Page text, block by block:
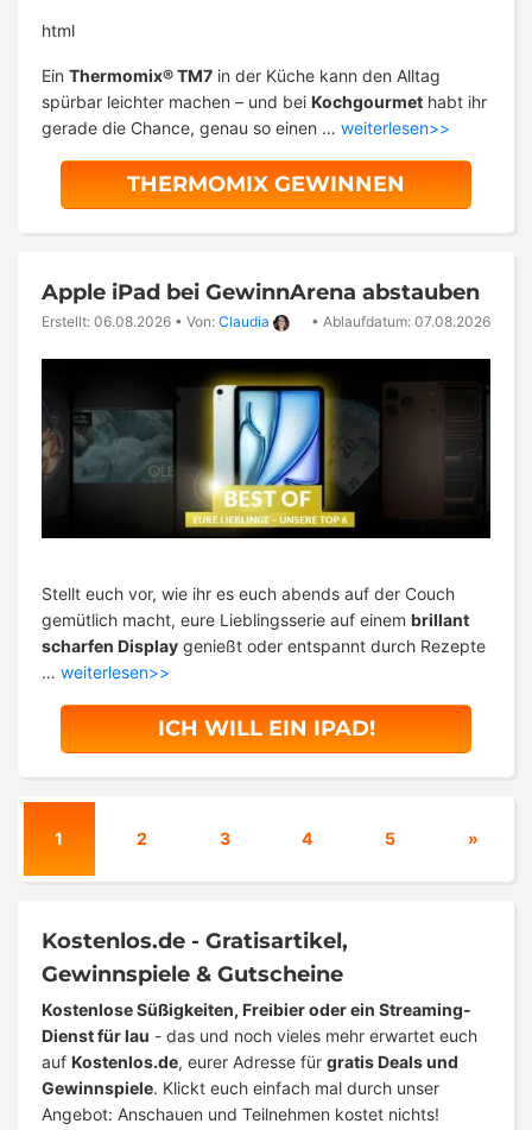
html
Ein Thermomix® TM7 in der Küche kann den Alltag
spürbar leichter machen – und bei Kochgourmet habt ihr
gerade die Chance, genau so einen … weiterlesen>>
THERMOMIX GEWINNEN
Apple iPad bei GewinnArena abstauben
Erstellt: 06.08.2026 • Von: Claudia • Ablaufdatum: 07.08.2026
Stellt euch vor, wie ihr es euch abends auf der Couch
gemütlich macht, eure Lieblingsserie auf einem brillant
scharfen Display genießt oder entspannt durch Rezepte
… weiterlesen>>
ICH WILL EIN IPAD!
1 2 3 4 5 »
Kostenlos.de - Gratisartikel,
Gewinnspiele & Gutscheine
Kostenlose Süßigkeiten, Freibier oder ein Streaming-
Dienst für lau - das und noch vieles mehr erwartet euch
auf Kostenlos.de, eurer Adresse für gratis Deals und
Gewinnspiele. Klickt euch einfach mal durch unser
Angebot: Anschauen und Teilnehmen kostet nichts!